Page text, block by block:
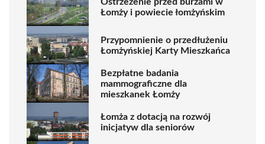
Łomży i powiecie łomżyńskim
Przypomnienie o przedłużeniu
Łomżyńskiej Karty Mieszkańca
Bezpłatne badania
mammograficzne dla
mieszkanek Łomży
Łomża z dotacją na rozwój
inicjatyw dla seniorów